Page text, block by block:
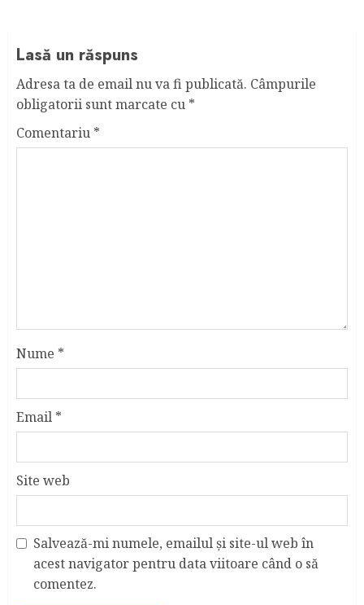
Lasă un răspuns
Adresa ta de email nu va fi publicată. Câmpurile
obligatorii sunt marcate cu *
Comentariu *
Nume *
Email *
Site web
Salvează-mi numele, emailul și site-ul web în
acest navigator pentru data viitoare când o să
comentez.